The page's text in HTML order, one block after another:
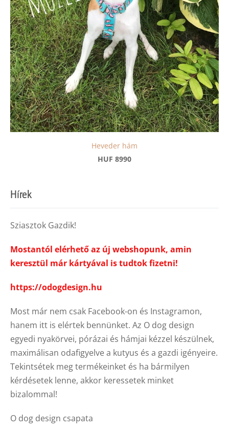
Hírek
Sziasztok Gazdik!
Mostantól elérhető az új webshopunk, amin
keresztül már kártyával is tudtok fizetni!
https://odogdesign.hu
Most már nem csak Facebook-on és Instagramon,
hanem itt is elértek bennünket. Az O dog design
egyedi nyakörvei, pórázai és hámjai kézzel készülnek,
maximálisan odafigyelve a kutyus és a gazdi igényeire.
Tekintsétek meg termékeinket és ha bármilyen
kérdésetek lenne, akkor keressetek minket
bizalommal!
O dog design csapata
Heveder hám
HUF 8990